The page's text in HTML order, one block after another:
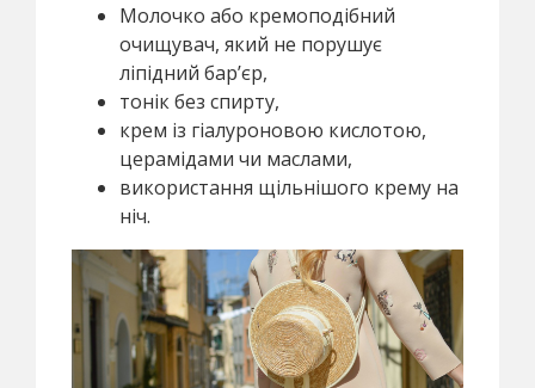
Молочко або кремоподібний
очищувач, який не порушує
ліпідний бар’єр,
тонік без спирту,
крем із гіалуроновою кислотою,
церамідами чи маслами,
використання щільнішого крему на
ніч.